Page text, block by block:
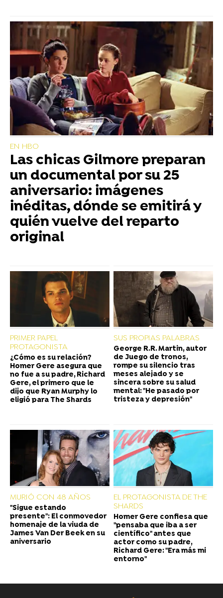
EN HBO
Las chicas Gilmore preparan
un documental por su 25
aniversario: imágenes
inéditas, dónde se emitirá y
quién vuelve del reparto
original
PRIMER PAPEL
PROTAGONISTA
¿Cómo es su relación?
Homer Gere asegura que
no fue a su padre, Richard
Gere, el primero que le
dijo que Ryan Murphy lo
eligió para The Shards
SUS PROPIAS PALABRAS
George R.R. Martin, autor
de Juego de tronos,
rompe su silencio tras
meses alejado y se
sincera sobre su salud
mental: "He pasado por
tristeza y depresión"
MURIÓ CON 48 AÑOS
"Sigue estando
presente": El conmovedor
homenaje de la viuda de
James Van Der Beek en su
aniversario
EL PROTAGONISTA DE THE
SHARDS
Homer Gere confiesa que
"pensaba que iba a ser
científico" antes que
actor como su padre,
Richard Gere: "Era más mi
entorno"